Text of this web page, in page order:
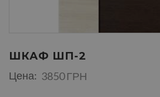
ШКАФ ШП-2
Цена: 3850 ГРН